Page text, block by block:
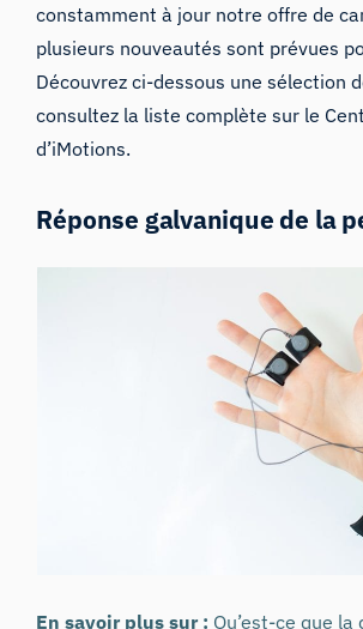
constamment à jour notre offre de
plusieurs nouveautés sont prévues
Découvrez ci-dessous une sélection
consultez la liste complète sur le
d’iMotions.
Réponse galvanique de la
En savoir plus sur : Qu’est-ce que